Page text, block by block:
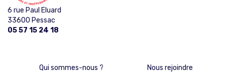
6 rue Paul Eluard
33600 Pessac
05 57 15 24 18
Qui sommes-nous ? Nous rejoindre